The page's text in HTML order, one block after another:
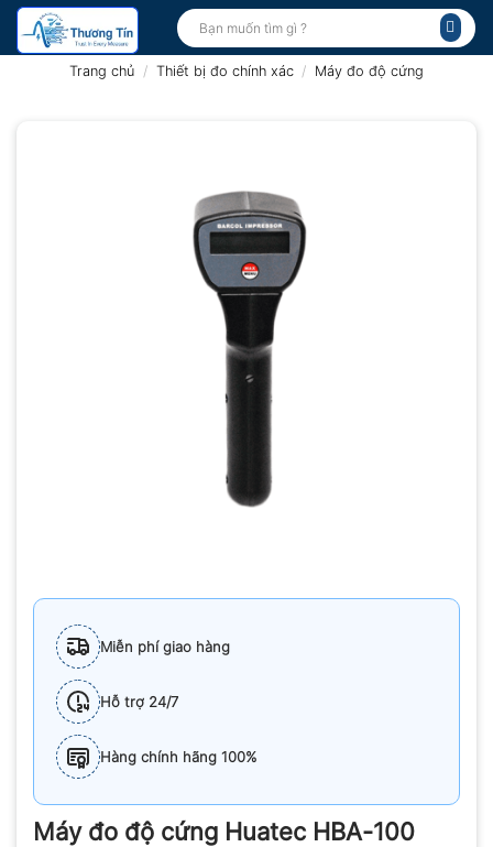
Bỏ
qua
Tìm
kiếm:
Trang chủ / Thiết bị đo chính xác / Máy đo độ cứng
Miễn phí giao hàng
Hỗ trợ 24/7
Hàng chính hãng 100%
Máy đo độ cứng Huatec HBA-100